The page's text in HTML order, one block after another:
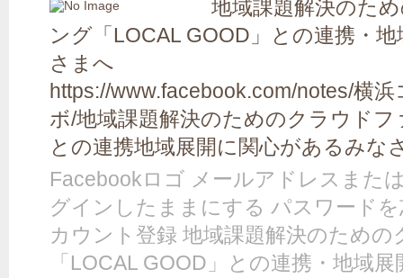
地域課題解決のた
ング「LOCAL GOOD」との連携・
さまへ
https://www.facebook.com/notes/横
ボ/地域課題解決のためのクラウド
との連携地域展開に関心があるみな
Facebookロゴ メールアドレスまた
グインしたままにする パスワード
カウント登録 地域課題解決のため
「LOCAL GOOD」との連携・地域